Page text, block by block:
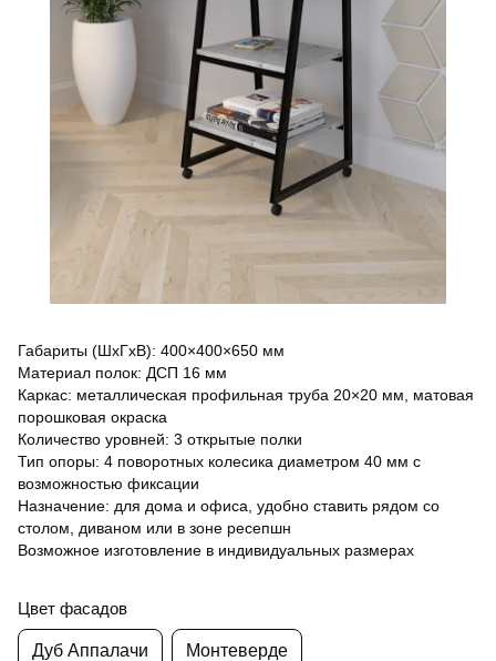
Габариты (ШхГхВ): 400×400×650 мм
Материал полок: ДСП 16 мм
Каркас: металлическая профильная труба 20×20 мм, матовая
порошковая окраска
Количество уровней: 3 открытые полки
Тип опоры: 4 поворотных колесика диаметром 40 мм с
возможностью фиксации
Назначение: для дома и офиса, удобно ставить рядом со
столом, диваном или в зоне ресепшн
Возможное изготовление в индивидуальных размерах
Цвет фасадов
Дуб Аппалачи Монтеверде